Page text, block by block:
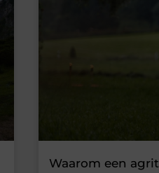
Waarom een